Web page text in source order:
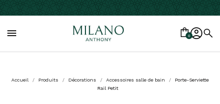
 0
Accueil Produits Décorations Accessoires salle de bain
Porte-Serviette
Rail Petit